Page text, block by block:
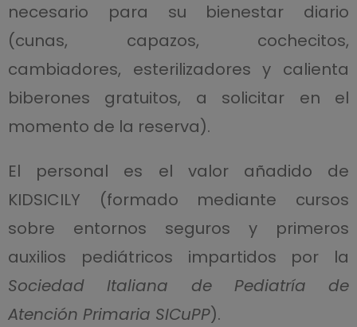
necesario para su bienestar diario
(cunas, capazos, cochecitos,
cambiadores, esterilizadores y calienta
biberones gratuitos, a solicitar en el
momento de la reserva).
El personal es el valor añadido de
KIDSICILY (formado mediante cursos
sobre entornos seguros y primeros
auxilios pediátricos impartidos por la
Sociedad Italiana de Pediatría de
Atención Primaria SICuPP).